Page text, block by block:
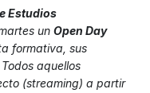
Estudios
un Open Day
formativa, sus
aquellos
(streaming) a partir